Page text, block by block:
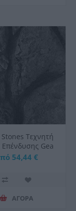
Τεχνητή
Επένδυσης Gea
& Corner
54,44 €
ΑΓΟΡΑ